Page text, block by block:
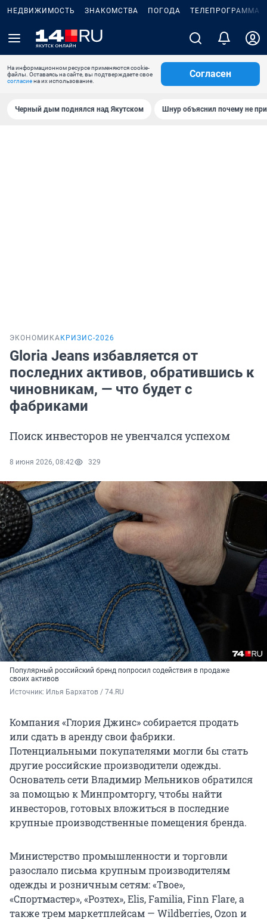
НЕДВИЖИМОСТЬ ЗНАКОМСТВА ПОГОДА ТЕЛЕПРОГРАММА
На информационном ресурсе применяются cookie-
файлы. Оставаясь на сайте, вы подтверждаете свое
согласиена их использование.
Согласен
Черный дым поднялся над Якутском Шнур объяснил почему не
ЭКОНОМИКА КРИЗИС-2026
Gloria Jeans избавляется от
последних активов, обратившись к
чиновникам, — что будет с
фабриками
Поиск инвесторов не увенчался успехом
8 июня 2026, 08:42 329
Популярный российский бренд попросил содействия в продаже
своих активов
Источник: Илья Бархатов / 74.RU
Компания «Глория Джинс» собирается продать
или сдать в аренду свои фабрики.
Потенциальными покупателями могли бы стать
другие российские производители одежды.
Основатель сети Владимир Мельников обратился
за помощью к Минпромторгу, чтобы найти
инвесторов, готовых вложиться в последние
крупные производственные помещения бренда.
Министерство промышленности и торговли
разослало письма крупным производителям
одежды и розничным сетям: «Твое»,
«Спортмастер», «Розтех», Elis, Familia, Finn Flare, а
также трем маркетплейсам — Wildberries, Ozon и